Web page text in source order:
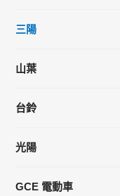
三陽
山葉
台鈴
光陽
GCE 電動車